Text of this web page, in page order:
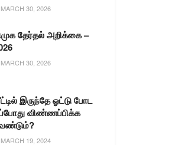
30, 2026
தேர்தல் அறிக்கை –
30, 2026
இருந்தே ஓட்டு போட
விண்ணப்பிக்க
19, 2024